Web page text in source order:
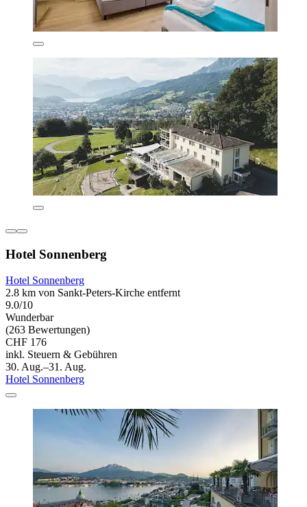
Hotel Sonnenberg
Hotel Sonnenberg
2.8 km von Sankt-Peters-Kirche entfernt
9.0/10
Wunderbar
(263 Bewertungen)
CHF 176
inkl. Steuern & Gebühren
30. Aug.–31. Aug.
Hotel Sonnenberg